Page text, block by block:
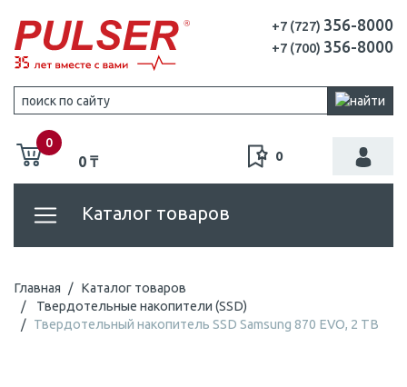
+7 (727) 356-8000
+7 (700) 356-8000
0
0 ₸ 0
Каталог товаров
Главная
Каталог товаров
Твердотельные накопители (SSD)
Твердотельный накопитель SSD Samsung 870 EVO, 2 TB